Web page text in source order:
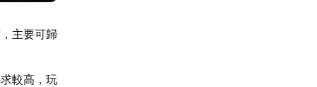
主要可歸
較高，玩